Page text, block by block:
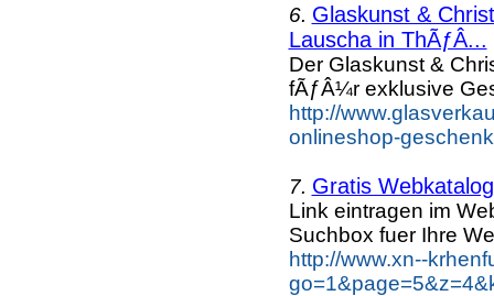
6. Glaskunst &
Lauscha in ThÃƒÂ...
Der Glaskunst &
fÃƒÂ¼r exklusive
http://
onlineshop-
7. Gratis
Link eintragen im
Suchbox fuer Ihre
http://www.xn--